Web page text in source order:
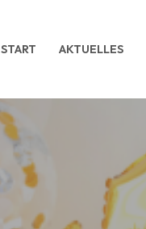
START AKTUELLES